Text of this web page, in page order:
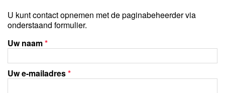
U kunt contact opnemen met de paginabeheerder via
onderstaand formulier.
Uw naam*
Uw e-mailadres*